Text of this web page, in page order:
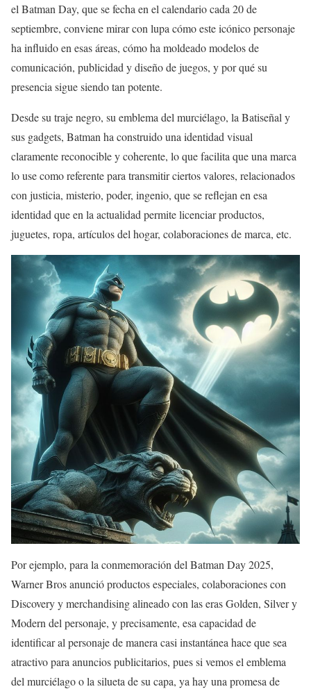
el Batman Day, que se fecha en el calendario cada 20 de
septiembre, conviene mirar con lupa cómo este icónico personaje
ha influido en esas áreas, cómo ha moldeado modelos de
comunicación, publicidad y diseño de juegos, y por qué su
presencia sigue siendo tan potente.
Desde su traje negro, su emblema del murciélago, la Batiseñal y
sus gadgets, Batman ha construido una identidad visual
claramente reconocible y coherente, lo que facilita que una marca
lo use como referente para transmitir ciertos valores, relacionados
con justicia, misterio, poder, ingenio, que se reflejan en esa
identidad que en la actualidad permite licenciar productos,
juguetes, ropa, artículos del hogar, colaboraciones de marca, etc.
Por ejemplo, para la conmemoración del Batman Day 2025,
Warner Bros anunció productos especiales, colaboraciones con
Discovery y merchandising alineado con las eras Golden, Silver y
Modern del personaje, y precisamente, esa capacidad de
identificar al personaje de manera casi instantánea hace que sea
atractivo para anuncios publicitarios, pues si vemos el emblema
del murciélago o la silueta de su capa, ya hay una promesa de